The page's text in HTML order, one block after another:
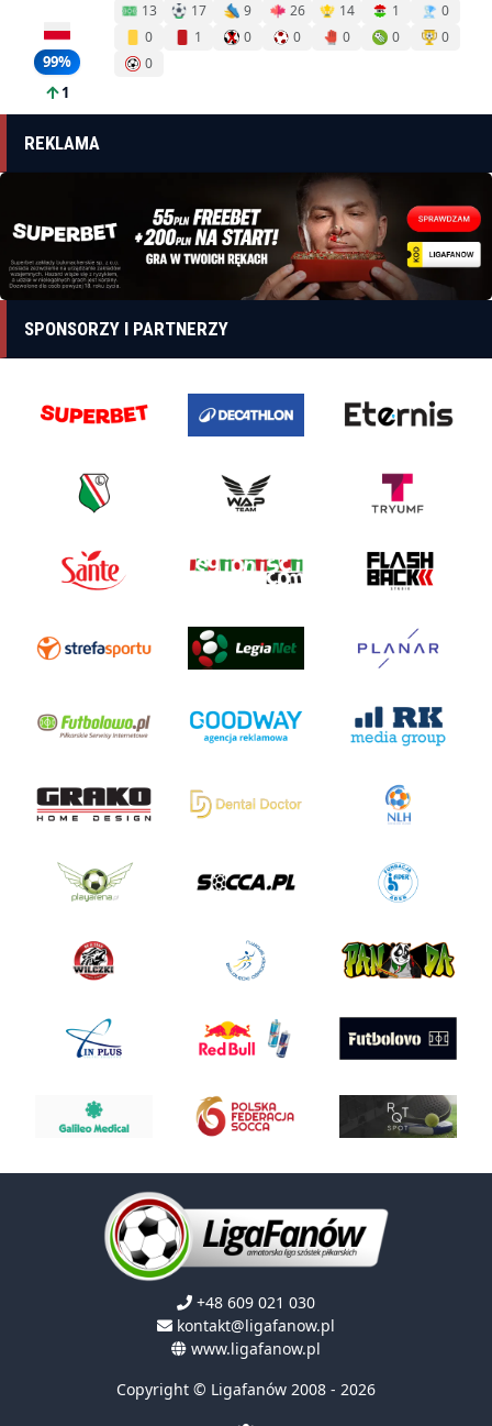
99%
1
13 17 9 26 14 1
0
0
1 0 0 0 0
0
0
REKLAMA
+48 609 021 030
kontakt@ligafanow.pl
www.ligafanow.pl
Copyright © Ligafanów 2008 - 2026